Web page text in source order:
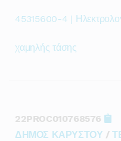
45315600-4 |
χαμηλής τάσης
22PROC010768576
ΔΗΜΟΣ ΚΑΡΥΣΤΟΥ /